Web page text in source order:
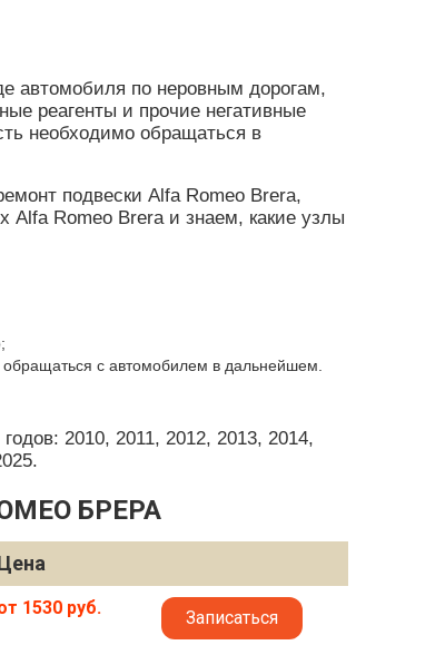
автомобиля по неровным дорогам,
реагенты и прочие негативные
необходимо обращаться в
подвески Alfa Romeo Brera,
Romeo Brera и знаем, какие узлы
обращаться с автомобилем в дальнейшем.
2010, 2011, 2012, 2013, 2014,
БРЕРА
1530 руб. Записаться